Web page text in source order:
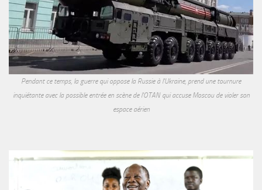
Pendant ce temps, la guerre qui oppose la Russie à l'Ukraine, prend une tournure
inquiétante avec la possible entrée en scène de l'OTAN qui accuse Moscou de violer son
espace aérien